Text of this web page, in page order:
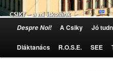
Tovább az elsődleges
Tovább a másodlagos
Despre Noi! A Csiky Jó
Diáktanács R.O.S.E. SEE